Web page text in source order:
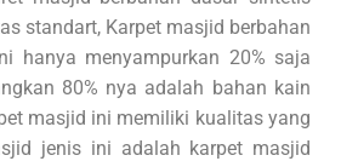
standart, Karpet masjid berbahan
hanya menyampurkan 20% saja
80% nya adalah bahan kain
masjid ini memiliki kualitas yang
jenis ini adalah karpet masjid